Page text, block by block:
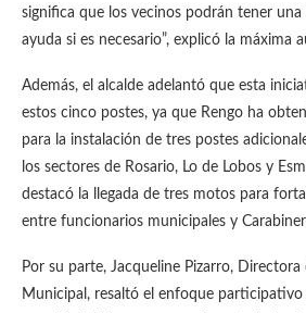
significa que los vecinos podrán tener
ayuda si es necesario”, explicó la máxima
Además, el alcalde adelantó que esta
estos cinco postes, ya que Rengo ha
para la instalación de tres postes
los sectores de Rosario, Lo de Lobos y
destacó la llegada de tres motos para
entre funcionarios municipales y
Por su parte, Jacqueline Pizarro, Directora
Municipal, resaltó el enfoque participativo